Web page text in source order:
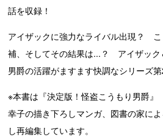
話を収録！
アイザックに強力なライバル出現？
補、そしてその結果は...？ アイザック
男爵の活躍がますます快調なシリーズ第
※本書は『決定版！怪盗こうもり男爵
幸子の描き下ろしマンガ、図書の家に
し再編集しています。